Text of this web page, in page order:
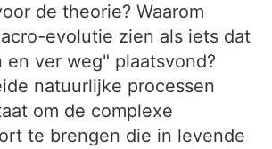
de theorie? Waarom
evolutie zien als iets dat
en ver weg" plaatsvond?
natuurlijke processen
om de complexe
te brengen die in levende